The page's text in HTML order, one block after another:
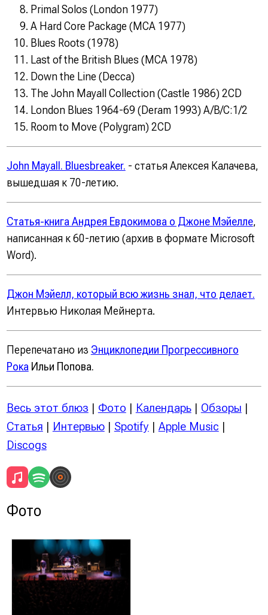
Primal Solos (London 1977)
A Hard Core Package (MCA 1977)
Blues Roots (1978)
Last of the British Blues (MCA 1978)
Down the Line (Decca)
The John Mayall Collection (Castle 1986) 2CD
London Blues 1964-69 (Deram 1993) A/B/C:1/2
Room to Move (Polygram) 2CD
John Mayall. Bluesbreaker. - статья Алексея Калачева,
вышедшая к 70-летию.
Статья-книга Андрея Евдокимова о Джоне Мэйелле,
написанная к 60-летию (архив в формате Microsoft
Word).
Джон Мэйелл, который всю жизнь знал, что делает.
Интервью Николая Мейнерта.
Перепечатано из Энциклопедии Прогрессивного
Рока Ильи Попова.
Весь этот блюз | Фото | Календарь| Обзоры |
Статья | Интервью| Spotify | Apple Music |
Discogs
Фото